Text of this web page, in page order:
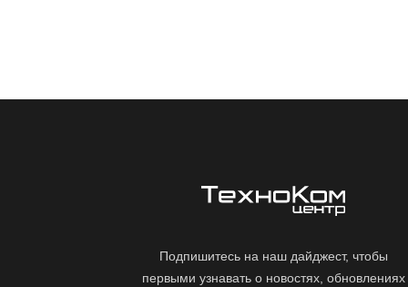
Подпишитесь на наш дайджест, чтобы
первыми узнавать о новостях, обновлениях